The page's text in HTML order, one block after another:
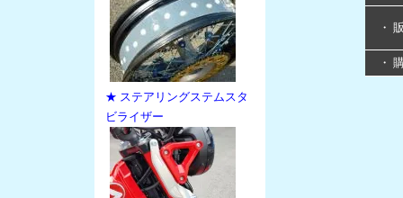
★ ステアリングステムスタ
ビライザー
・
・